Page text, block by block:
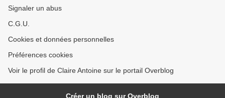
Signaler un abus
C.G.U.
Cookies et données personnelles
Préférences cookies
Voir le profil de Claire Antoine sur le portail Overblog
Créer un blog sur Overblog